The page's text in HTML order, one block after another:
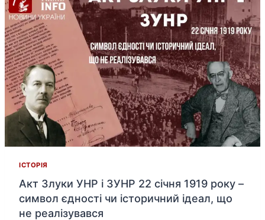
ІСТОРІЯ
Акт Злуки УНР і ЗУНР 22 січня 1919 року –
символ єдності чи історичний ідеал, що
не реалізувався